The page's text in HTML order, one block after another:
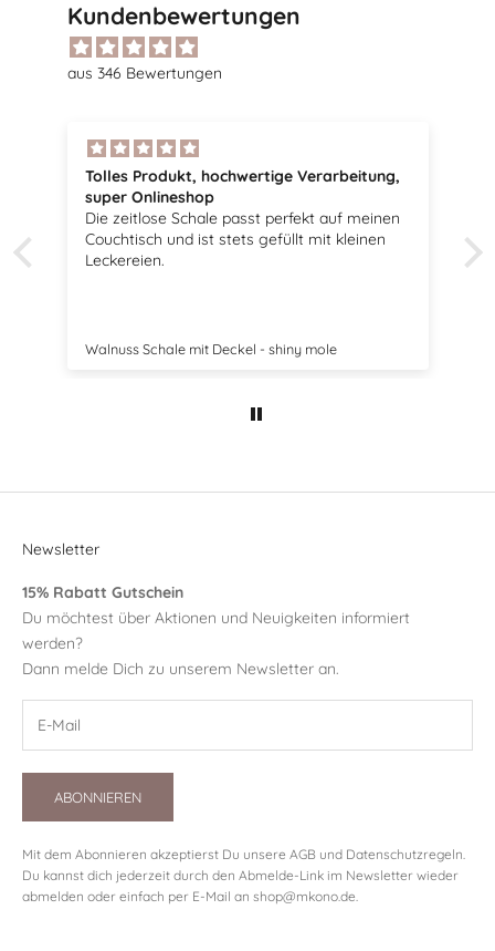
Kundenbewertungen
aus 346 Bewertungen
Tolle Vögel
Sehr schöne Vögel, passen perfekt zu meiner
Dekoration.
Swedish Birds Osterdekoration 2er Set - mole dot
Newsletter
15% Rabatt Gutschein
Du möchtest über Aktionen und Neuigkeiten informiert
werden?
Dann melde Dich zu unserem Newsletter an.
ABONNIEREN
Mit dem Abonnieren akzeptierst Du unsere AGB und Datenschutzregeln
Du kannst dich jederzeit durch den Abmelde-Link im Newsletter wieder
abmelden oder einfach per E-Mail an shop@mkono.de